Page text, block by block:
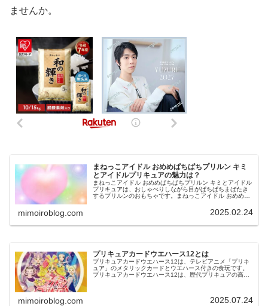
ませんか。
まねっこアイドル おめめぱちぱちプリルン キミ
とアイドルプリキュアの魅力は？
まねっこアイドル おめめぱちぱちプリルン キミとアイドル
プリキュアは、おしゃべりしながら目がぱちぱちまばたき
するプリルンのおもちゃです。まねっこアイドル おめめぱ
mimoiroblog.com 2025.02.24
プリキュアカードウエハース12とは
プリキュアカードウエハース12は、テレビアニメ「プリキ
ュア」のメタリックカードとウエハース付きの食玩です。
プリキュアカードウエハース12は、歴代プリキュアの高級
mimoiroblog.com 2025.07.24